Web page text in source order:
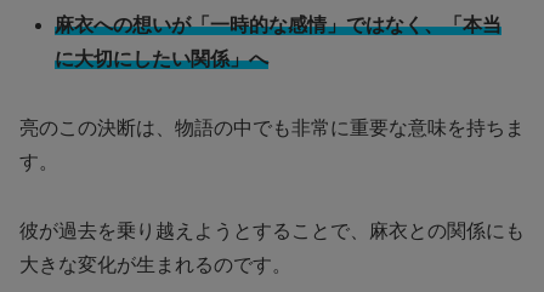
麻衣への想いが「一時的な感情」ではなく、「本当
に大切にしたい関係」へ
亮のこの決断は、物語の中でも非常に重要な意味を持ちま
す。
彼が過去を乗り越えようとすることで、麻衣との関係にも
大きな変化が生まれるのです。